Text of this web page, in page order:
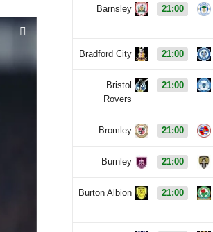
Barnsley 21:00
Bradford City 21:00
Bristol
Rovers
21:00
Bromley 21:00
Burnley 21:00
Burton Albion 21:00